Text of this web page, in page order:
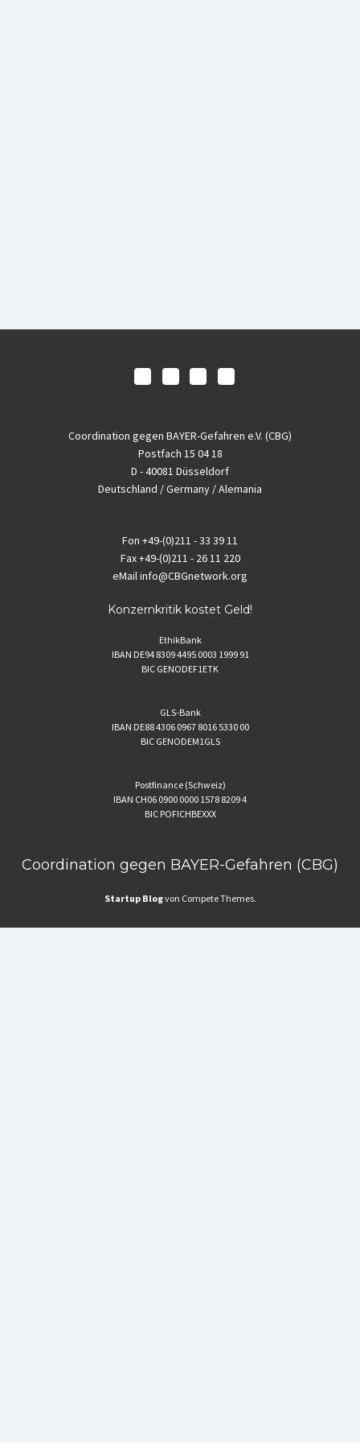
Coordination gegen BAYER-Gefahren e.V. (CBG)
Postfach 15 04 18
D - 40081 Düsseldorf
Deutschland / Germany / Alemania
Fon +49-(0)211 - 33 39 11
Fax+49-(0)211 - 26 11 220
eMailinfo@CBGnetwork.org
Konzernkritik kostet Geld!
EthikBank
IBAN DE94 8309 4495 0003 1999 91
BIC GENODEF1ETK
GLS-Bank
IBAN DE88 4306 0967 8016 5330 00
BIC GENODEM1GLS
Postfinance (Schweiz)
IBAN CH06 0900 0000 1578 8209 4
BIC POFICHBEXXX
Coordination gegen BAYER-Gefahren (CBG)
Startup Blogvon Compete Themes.